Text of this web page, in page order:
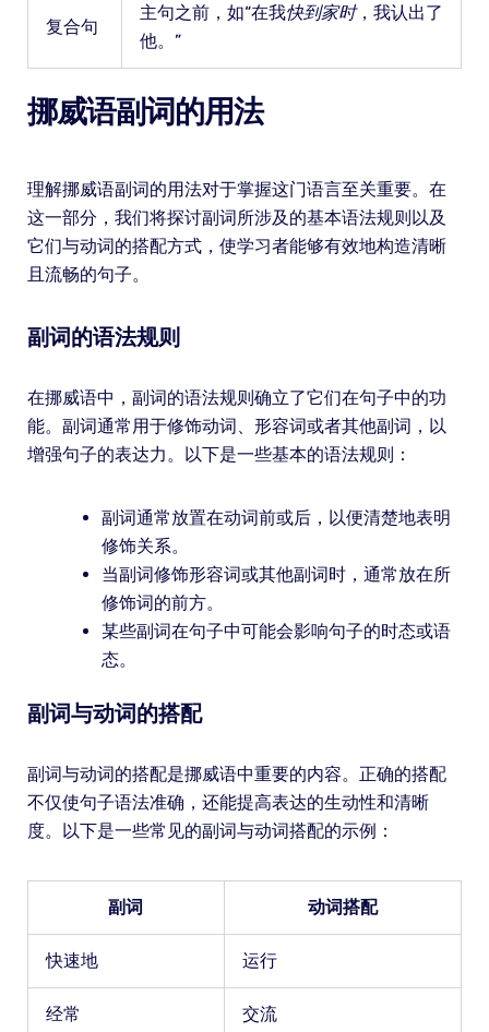
复合句
主句之前，如“在我快到家时，我认出了
他。”
挪威语副词的用法
理解挪威语副词的用法对于掌握这门语言至关重要。在
这一部分，我们将探讨副词所涉及的基本语法规则以及
它们与动词的搭配方式，使学习者能够有效地构造清晰
且流畅的句子。
副词的语法规则
在挪威语中，副词的语法规则确立了它们在句子中的功
能。副词通常用于修饰动词、形容词或者其他副词，以
增强句子的表达力。以下是一些基本的语法规则：
副词通常放置在动词前或后，以便清楚地表明
修饰关系。
当副词修饰形容词或其他副词时，通常放在所
修饰词的前方。
某些副词在句子中可能会影响句子的时态或语
态。
副词与动词的搭配
副词与动词的搭配是挪威语中重要的内容。正确的搭配
不仅使句子语法准确，还能提高表达的生动性和清晰
度。以下是一些常见的副词与动词搭配的示例：
副词 动词搭配
快速地 运行
经常 交流